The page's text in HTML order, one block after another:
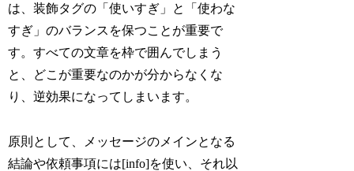
は、装飾タグの「使いすぎ」と「使わな
すぎ」のバランスを保つことが重要で
す。すべての文章を枠で囲んでしまう
と、どこが重要なのかが分からなくな
り、逆効果になってしまいます。
原則として、メッセージのメインとなる
結論や依頼事項には[info]を使い、それ以